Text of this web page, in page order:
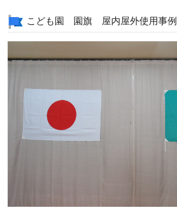
こども園 園旗 屋内屋外使用事例